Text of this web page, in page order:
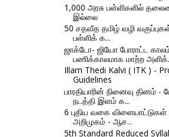
1,000 அரசு பள்ளிகளில்
இல்லை
50 சதவீத தமிழ் வழி
பள்ளிக் க...
ஜாக்டோ- ஜியோ போராட்ட
பணிக்காலமாக மாற்ற
Illam Thedi Kalvi ( ITK ) -
Guidelines
பாரதியாரின் நினைவு தினம் -
நடத்தி இளம் க...
6 புதிய வகை விளையாட்டுகள்
அறிமுகம் - ஆச...
5th Standard Reduced